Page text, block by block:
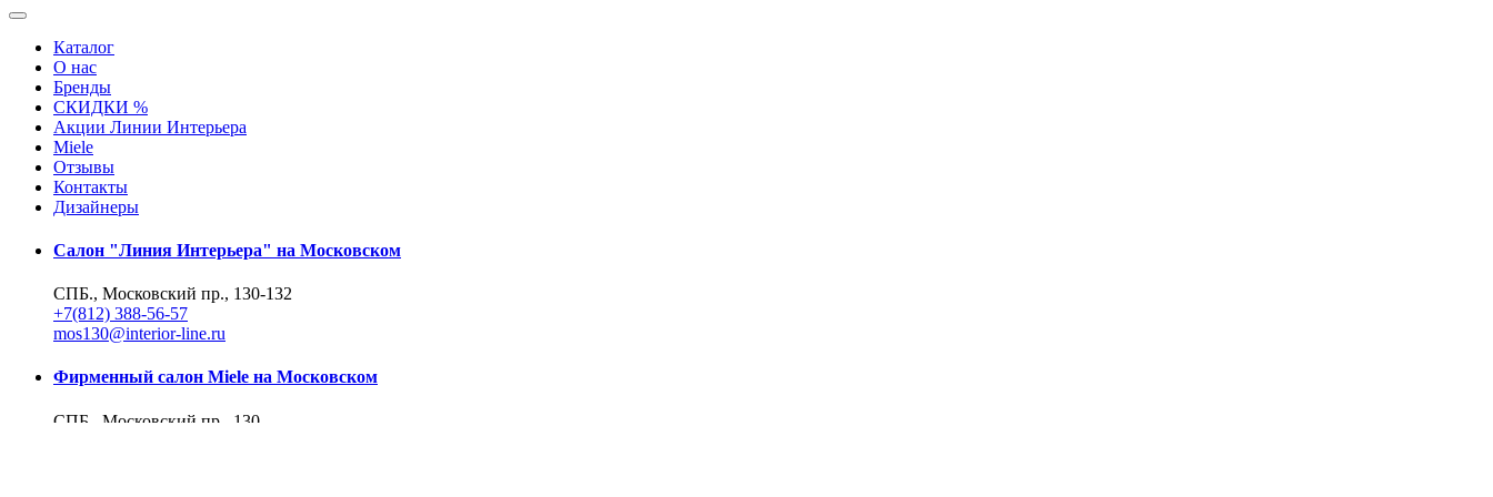
Каталог
О нас
Бренды
СКИДКИ %
Акции Линии Интерьера
Miele
Отзывы
Контакты
Дизайнеры
Салон "Линия Интерьера" на Московском
СПБ., Московский пр., 130-132
+7(812) 388-56-57
mos130@interior-line.ru
Фирменный салон Miele на Московском
СПБ., Московский пр., 130